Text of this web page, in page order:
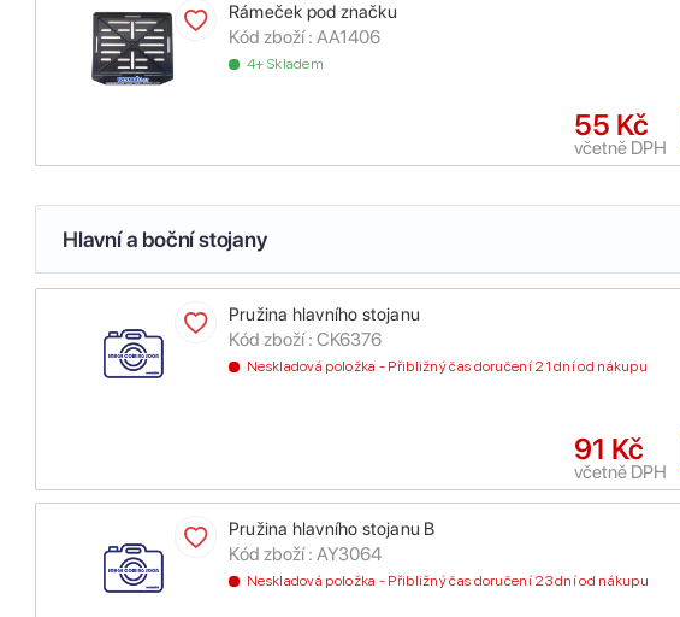
Rámeček pod značku
Kód zboží : AA1406
4+ Skladem
55 Kč
včetně DPH
Hlavní a boční stojany
Pružina hlavního stojanu
Kód zboží : CK6376
Neskladová položka - Přibližný čas doručení 21 dní od nákupu
91 Kč
včetně DPH
Pružina hlavního stojanu B
Kód zboží : AY3064
Neskladová položka - Přibližný čas doručení 23 dní od nákupu